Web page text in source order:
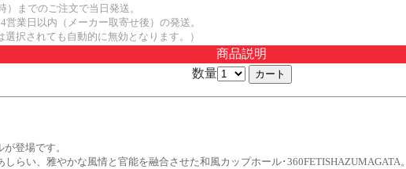
までのご注文で当日発送。
業日以内（メーカー取寄せ後）の発送。
択されても自動的に無効となります。）
商品説明
数量
登場です。
らい、雅やかな風情と官能を融合させた和風カップホール･360FETISHAZUMAGATA。